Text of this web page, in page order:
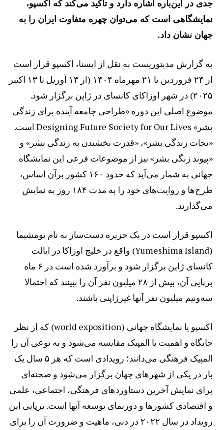
جدی در این‌باره اشاره دارد و تاکید می‌کند که اکسپو،
نمایشگاهی است که می‌توان چهره متفاوت ایران را به
جهان نشان داد.
به گزارش مدیتوریست به نقل از ایسنا، اکسپو قرار است
از ۲۴ فروردین تا ۲۱ مهرماه ۱۴۰۴ (از ۱۳ آوریل تا ۱۳ اکتبر
۲۰۲۵) در شهر اوزاکای کانسای در ژاپن برگزار شود.
موضوع اصلی این دوره «طراحی جامعه آینده برای زندگی
بشر» Designing Future Society for Our Lives است.
«نجات زندگی بشر»، «قدرت بخشیدن به زندگی بشر» و
«پیوند زنگی بشر» نیز از موضوعات فرعی این نمایشگاه
جهانی به شمار می‌آید که حدود ۱۶۰ کشور برآن اساس،
طرح‌ها و روایت‌های خود را به مدت ۱۸۴ روز به نمایش
می‌گذارند.
اکسپو قرار است در یک جزیره دست‌ساز به نام یومشیما
(Yumeshima Island) واقع در خلیج اوزاکا در ایالت
کانسای ژاپن برگزار شود و برآورد شده است در ۶ ماه
برپایی آن، بیش از ۲۸ میلیون نفر آن را ببینند که احتمالا
سه‌ونیم میلیون نفر آنها غیرژاپنی باشند.
اکسپو یا نمایشگاه جهانی (world exposition) که از نظر
جایگاه و اهمیت با المپیک مقایسه می‌شود و به نوعی آن را
المپیک فرهنگی می‌دانند؛ رویدادی است که هر ۵ سال یک
بار در یکی از شهرهای جهان برگزار می‌شود و صحنه‌ای
برای نمایش آخرین دستاوردهای فرهنگی، اجتماعی، علمی
و اقتصادی کشورها و دورنمای توسعه آنها است. برپایی این
رویداد در سال ۲۰۲۲ در دبی، ماهیت و ضرورت آن را برای